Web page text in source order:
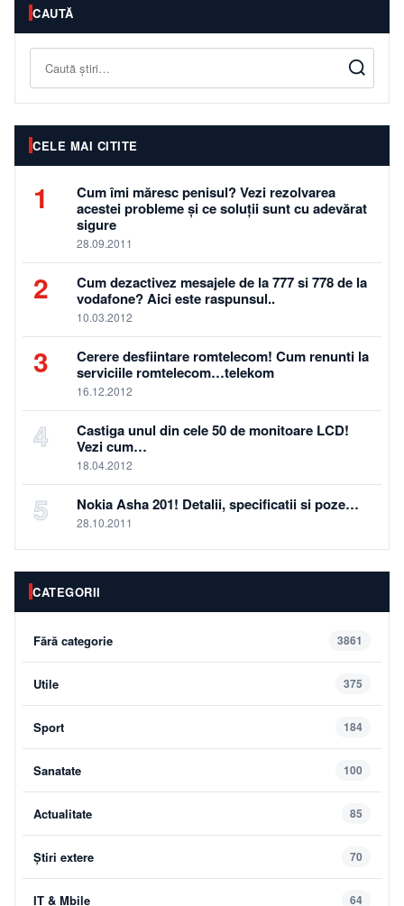
CAUTĂ
CELE MAI CITITE
1
Cum îmi măresc penisul? Vezi rezolvarea
acestei probleme și ce soluții sunt cu adevărat
sigure
28.09.2011
2
Cum dezactivez mesajele de la 777 si 778 de la
vodafone? Aici este raspunsul..
10.03.2012
3
Cerere desfiintare romtelecom! Cum renunti la
serviciile romtelecom…telekom
16.12.2012
4
Castiga unul din cele 50 de monitoare LCD!
Vezi cum…
18.04.2012
5 Nokia Asha 201! Detalii, specificatii si poze…
28.10.2011
CATEGORII
Fără categorie 3861
Utile 375
Sport 184
Sanatate 100
Actualitate 85
Știri extere 70
IT & Mbile 64